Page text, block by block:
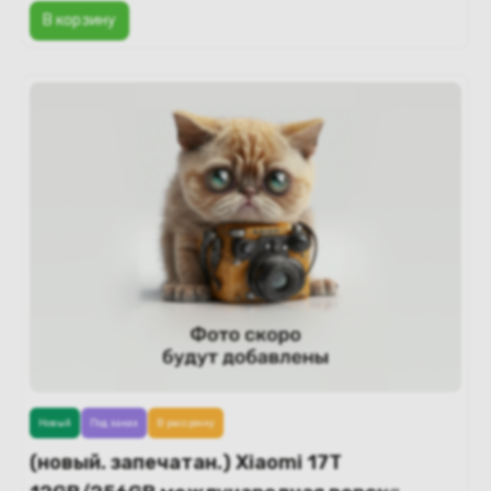
В корзину
(новый. запечатан.) Xiaomi 17T
Новый Под заказ В рассрочку